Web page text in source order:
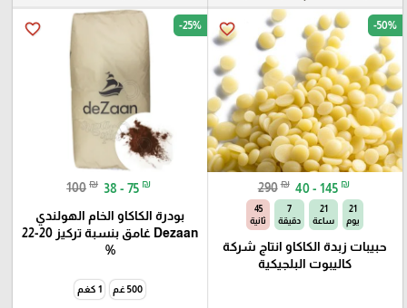
favorite_border -50%
290 ₪ 40 - 145 ₪
21
يوم
21
ساعة
7
دقيقة
44
ثانية
حبيبات زبدة الكاكاو انتاج شركة
كاليبوت البلجيكية
favorite_border -25%
100 ₪ 38 - 75 ₪
بودرة الكاكاو الخام الهولندي
Dezaan غامق بنسبة تركيز 20-22
%
500 غم 1 كغم